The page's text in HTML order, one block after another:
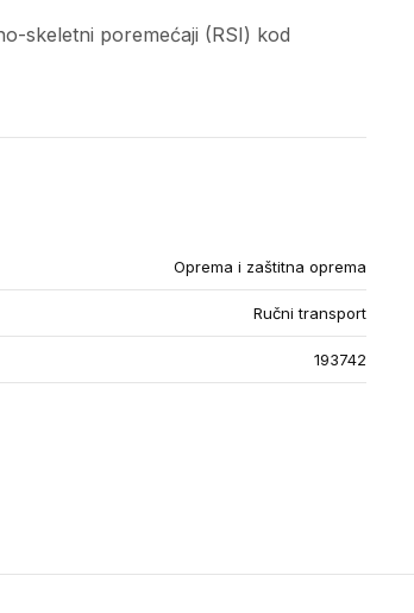
skeletni poremećaji (RSI) kod
Oprema i zaštitna oprema
Ručni transport
193742